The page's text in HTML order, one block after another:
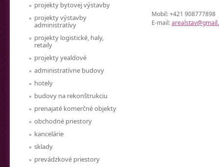
projekty bytovej výstavby
projekty výstavby
administratívy
projekty logistické, haly,
retaily
projekty yealdové
administratívne budovy
hotely
budovy na rekonštrukciu
prenajaté komerčné objekty
obchodné priestory
kancelárie
sklady
prevádzkové priestory
Mobil: +421 908777898
E-mail: